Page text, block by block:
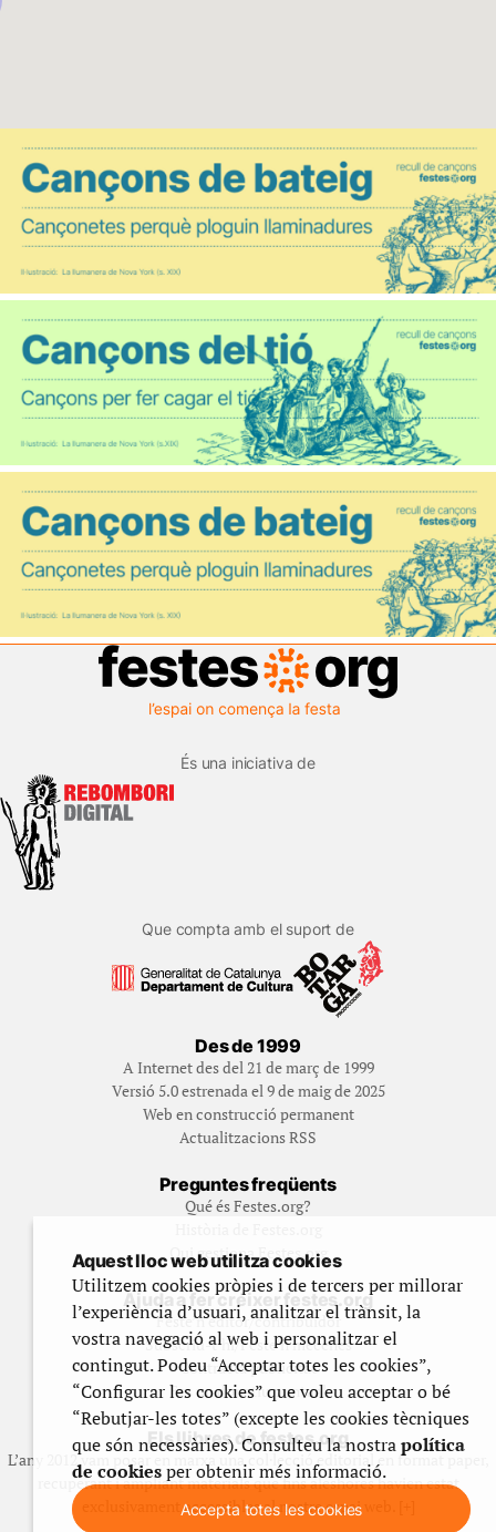
És una iniciativa de
Que compta amb el suport de
Des de 1999
A Internet des del 21 de març de 1999
Versió 5.0 estrenada el 9 de maig de 2025
Web en construcció permanent
Actualitzacions RSS
Preguntes freqüents
Qué és Festes.org?
Qui gestiona Festes.org
Ajuda a fer créixer festes.org
Feste’n editor/contribuidor
Subscriu-t’hi/Feste’n mecenes
Contracta publicitat
Fes un donatiu puntual
Els llibres de festes.org
L’any 2012 vam posar en marxa una col·lecció editorial en format paper,
recuperant i ampliant materials que fins aleshores havien estat
exclusivament accessibles al nostre espai web. [+]
Aquest lloc web utilitza cookies
Utilitzem cookies pròpies i de tercers per millorar
l’experiència d’usuari, analitzar el trànsit, la
vostra navegació al web i personalitzar el
contingut. Podeu “Acceptar totes les cookies”,
“Configurar les cookies” que voleu acceptar o bé
“Rebutjar-les totes” (excepte les cookies tècniques
que són necessàries). Consulteu la nostrapolítica
de cookiesper obtenir més informació.
Accepta totes les cookies